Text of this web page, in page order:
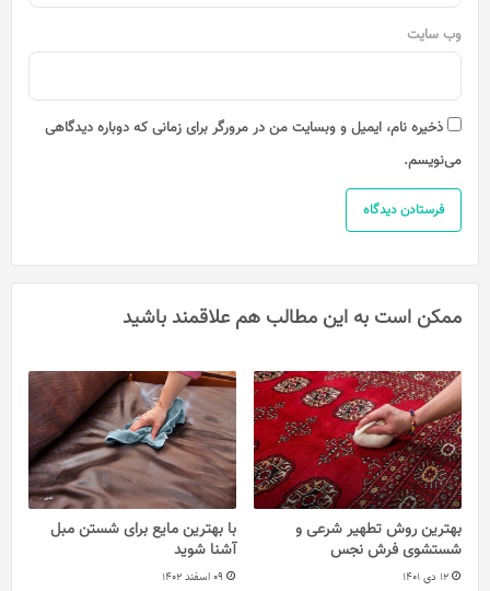
وب‌ سایت
ذخیره نام، ایمیل و وبسایت من در مرورگر برای زمانی که دوباره دیدگاهی
می‌نویسم.
ممکن است به این مطالب هم علاقمند باشید
بهترین روش تطهیر شرعی و
شستشوی فرش نجس
12 دی 1401
با بهترین مایع برای شستن مبل
آشنا شوید
09 اسفند 1402